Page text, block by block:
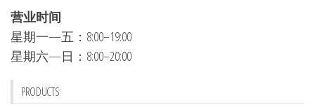
营业时间
星期一—五：8:00–19:00
星期六—日：8:00–20:00
PRODUCTS